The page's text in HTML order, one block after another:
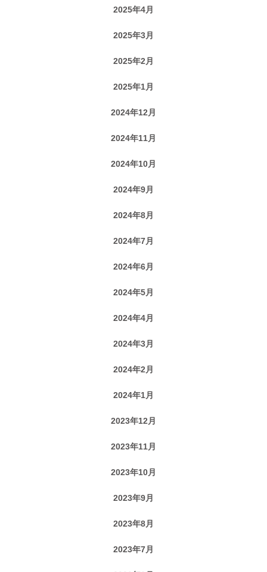
2025年4月
2025年3月
2025年2月
2025年1月
2024年12月
2024年11月
2024年10月
2024年9月
2024年8月
2024年7月
2024年6月
2024年5月
2024年4月
2024年3月
2024年2月
2024年1月
2023年12月
2023年11月
2023年10月
2023年9月
2023年8月
2023年7月